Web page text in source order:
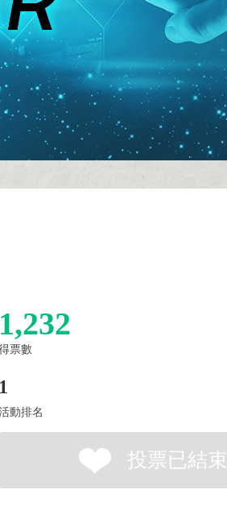
1,232
票數
1
動排名
投票已結束